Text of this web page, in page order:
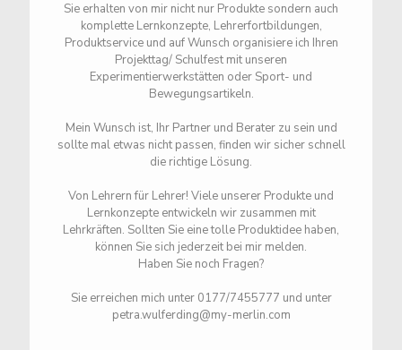
Sie erhalten von mir nicht nur Produkte sondern auch
komplette Lernkonzepte, Lehrerfortbildungen,
Produktservice und auf Wunsch organisiere ich Ihren
Projekttag/ Schulfest mit unseren
Experimentierwerkstätten oder Sport- und
Bewegungsartikeln.
Mein Wunsch ist, Ihr Partner und Berater zu sein und
sollte mal etwas nicht passen, finden wir sicher schnell
die richtige Lösung.
Von Lehrern für Lehrer! Viele unserer Produkte und
Lernkonzepte entwickeln wir zusammen mit
Lehrkräften. Sollten Sie eine tolle Produktidee haben,
können Sie sich jederzeit bei mir melden.
Haben Sie noch Fragen?
Sie erreichen mich unter 0177/7455777 und unter
petra.wulferding@my-merlin.com